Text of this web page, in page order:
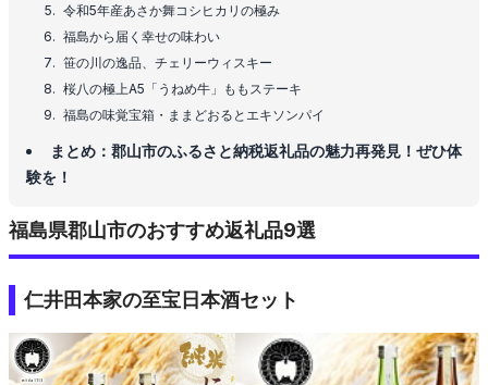
令和5年産あさか舞コシヒカリの極み
福島から届く幸せの味わい
笹の川の逸品、チェリーウィスキー
桜八の極上A5「うねめ牛」ももステーキ
福島の味覚宝箱・ままどおるとエキソンパイ
まとめ：郡山市のふるさと納税返礼品の魅力再発見！ぜひ体
験を！
福島県郡山市のおすすめ返礼品9選
仁井田本家の至宝日本酒セット